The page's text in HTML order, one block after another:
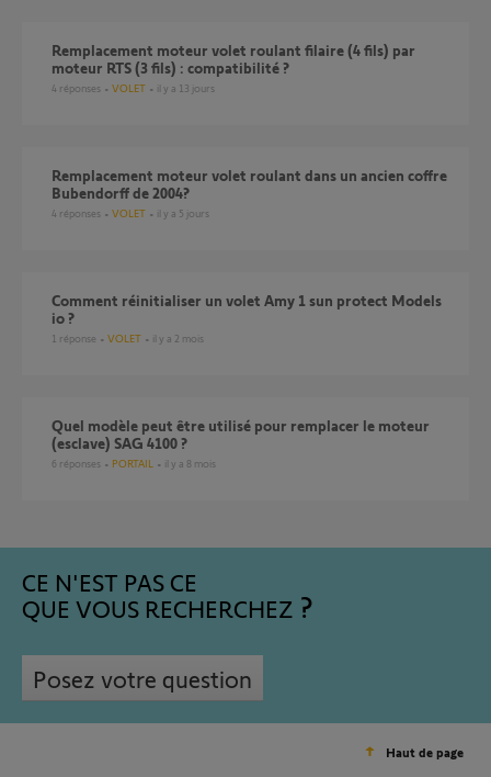
Remplacement moteur volet roulant filaire (4 fils) par
moteur RTS (3 fils) : compatibilité ?
4 réponses VOLET il y a 13 jours
Remplacement moteur volet roulant dans un ancien coffre
Bubendorff de 2004?
4 réponses VOLET il y a 5 jours
Comment réinitialiser un volet Amy 1 sun protect Models
io ?
1 réponse VOLET il y a 2 mois
Quel modèle peut être utilisé pour remplacer le moteur
(esclave) SAG 4100 ?
6 réponses PORTAIL il y a 8 mois
CE N'EST PAS CE
QUE VOUS RECHERCHEZ
Posez votre question
Haut de page